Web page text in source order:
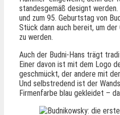
standesgemäß designt
und zum 95. Geburtstag von
Stück dann auch bereit, um
zu werden.
Auch der Budni-Hans trägt
Einer davon ist mit dem Logo
geschmückt, der andere mit
Und selbstredend ist der
Firmenfarbe blau gekleidet –